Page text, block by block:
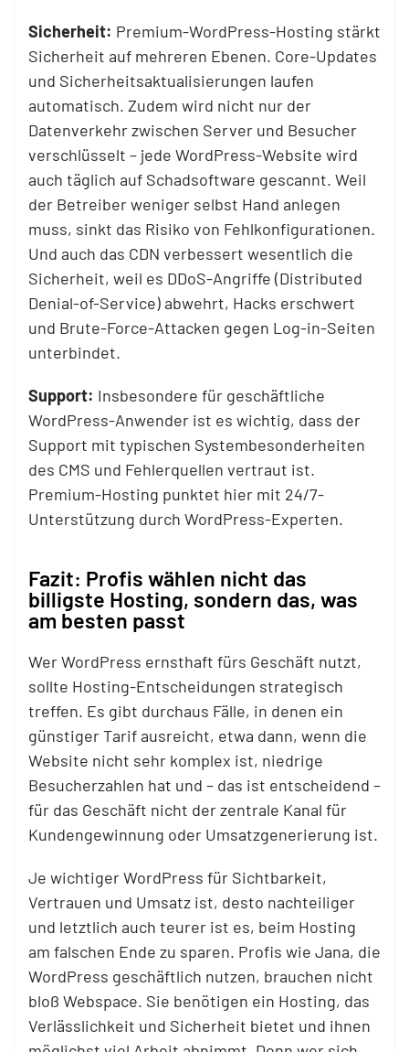
Sicherheit: Premium-WordPress-Hosting stärkt
Sicherheit auf mehreren Ebenen. Core-Updates
und Sicherheitsaktualisierungen laufen
automatisch. Zudem wird nicht nur der
Datenverkehr zwischen Server und Besucher
verschlüsselt – jede WordPress-Website wird
auch täglich auf Schadsoftware gescannt. Weil
der Betreiber weniger selbst Hand anlegen
muss, sinkt das Risiko von Fehlkonfigurationen.
Und auch das CDN verbessert wesentlich die
Sicherheit, weil es DDoS-Angriffe (Distributed
Denial-of-Service) abwehrt, Hacks erschwert
und Brute-Force-Attacken gegen Log-in-Seiten
unterbindet.
Support: Insbesondere für geschäftliche
WordPress-Anwender ist es wichtig, dass der
Support mit typischen Systembesonderheiten
des CMS und Fehlerquellen vertraut ist.
Premium-Hosting punktet hier mit 24/7-
Unterstützung durch WordPress-Experten.
Fazit: Profis wählen nicht das
billigste Hosting, sondern das, was
am besten passt
Wer WordPress ernsthaft fürs Geschäft nutzt,
sollte Hosting-Entscheidungen strategisch
treffen. Es gibt durchaus Fälle, in denen ein
günstiger Tarif ausreicht, etwa dann, wenn die
Website nicht sehr komplex ist, niedrige
Besucherzahlen hat und – das ist entscheidend –
für das Geschäft nicht der zentrale Kanal für
Kundengewinnung oder Umsatzgenerierung ist.
Je wichtiger WordPress für Sichtbarkeit,
Vertrauen und Umsatz ist, desto nachteiliger
und letztlich auch teurer ist es, beim Hosting
am falschen Ende zu sparen. Profis wie Jana, die
WordPress geschäftlich nutzen, brauchen nicht
bloß Webspace. Sie benötigen ein Hosting, das
Verlässlichkeit und Sicherheit bietet und ihnen